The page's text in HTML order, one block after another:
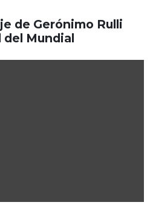
de Gerónimo Rulli
del Mundial